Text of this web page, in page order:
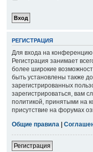
РЕГИСТРАЦИЯ
Для входа на
Регистрация занимает
более широкие
быть установлены также
зарегистрированных
зарегистрироваться, вам
политикой, принятыми на
присутствие на форумах
Общие правила |
Регистрация